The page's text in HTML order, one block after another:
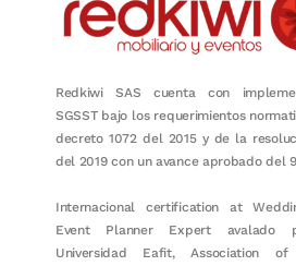
Redkiwi SAS cuenta con
SGSST bajo los requerimientos
decreto 1072 del 2015 y de la
del 2019 con un avance aprobado del
Internacional certification at
Event Planner Expert avalado
Universidad Eafit, Association of